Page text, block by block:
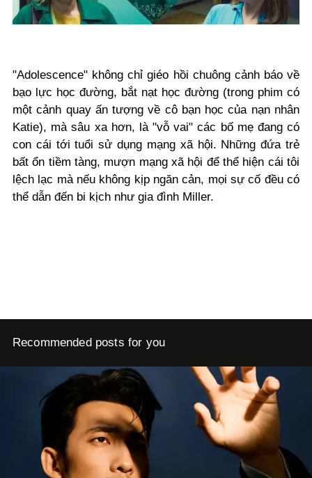
"Adolescence" không chỉ giéo hồi chuông cảnh báo về
bạo lực học đường, bắt nạt học đường (trong phim có
một cảnh quay ấn tượng về cô bạn học của nạn nhân
Katie), mà sâu xa hơn, là "vỗ vai" các bố mẹ đang có
con cái tới tuổi sử dụng mạng xã hội. Những đứa trẻ
bất ổn tiềm tàng, mượn mạng xã hội để thể hiện cái tôi
lệch lạc mà nếu không kịp ngăn cản, mọi sự cố đều có
thể dẫn đến bi kịch như gia đình Miller.
Recommended posts for you